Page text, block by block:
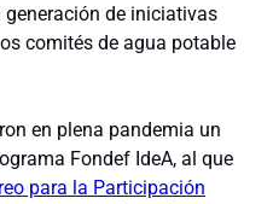
de iniciativas
comités de agua potable
en plena pandemia un
Fondef IdeA, al que
para la Participación